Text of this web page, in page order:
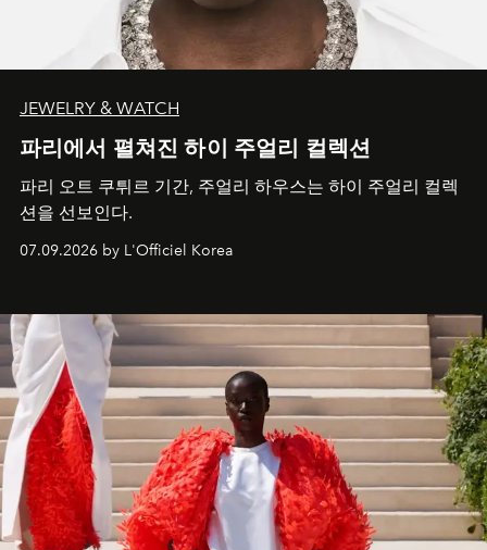
JEWELRY & WATCH
파리에서 펼쳐진 하이 주얼리 컬렉션
파리 오트 쿠튀르 기간, 주얼리 하우스는 하이 주얼리 컬렉
션을 선보인다.
07.09.2026 by L'Officiel Korea